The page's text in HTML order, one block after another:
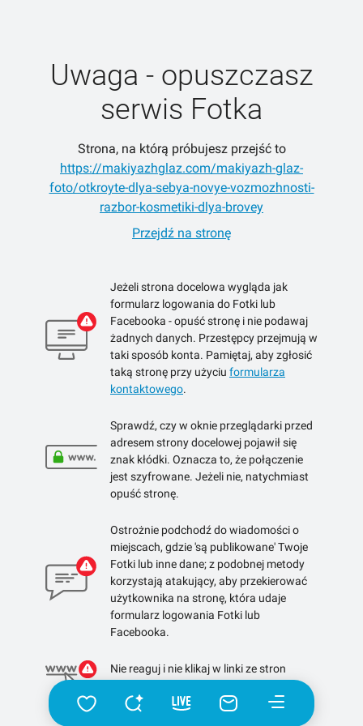
Uwaga - opuszczasz
serwis Fotka
Strona, na którą próbujesz przejść to
https://makiyazhglaz.com/makiyazh-glaz-
foto/otkroyte-dlya-sebya-novye-vozmozhnosti-
razbor-kosmetiki-dlya-brovey
Przejdź na stronę
Jeżeli strona docelowa wygląda jak
formularz logowania do Fotki lub
Facebooka - opuść stronę i nie podawaj
żadnych danych. Przestępcy przejmują w
taki sposób konta. Pamiętaj, aby zgłosić
taką stronę przy użyciu formularza
kontaktowego.
Sprawdź, czy w oknie przeglądarki przed
adresem strony docelowej pojawił się
znak kłódki. Oznacza to, że połączenie
jest szyfrowane. Jeżeli nie, natychmiast
opuść stronę.
Ostrożnie podchodź do wiadomości o
miejscach, gdzie 'są publikowane' Twoje
Fotki lub inne dane; z podobnej metody
korzystają atakujący, aby przekierować
użytkownika na stronę, która udaje
formularz logowania Fotki lub
Facebooka.
Nie reaguj i nie klikaj w linki ze stron